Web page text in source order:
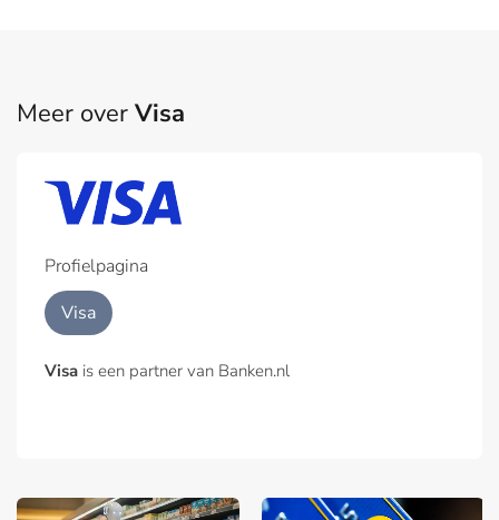
Meer over Visa
Profielpagina
Visa
Visa is een partner van Banken.nl